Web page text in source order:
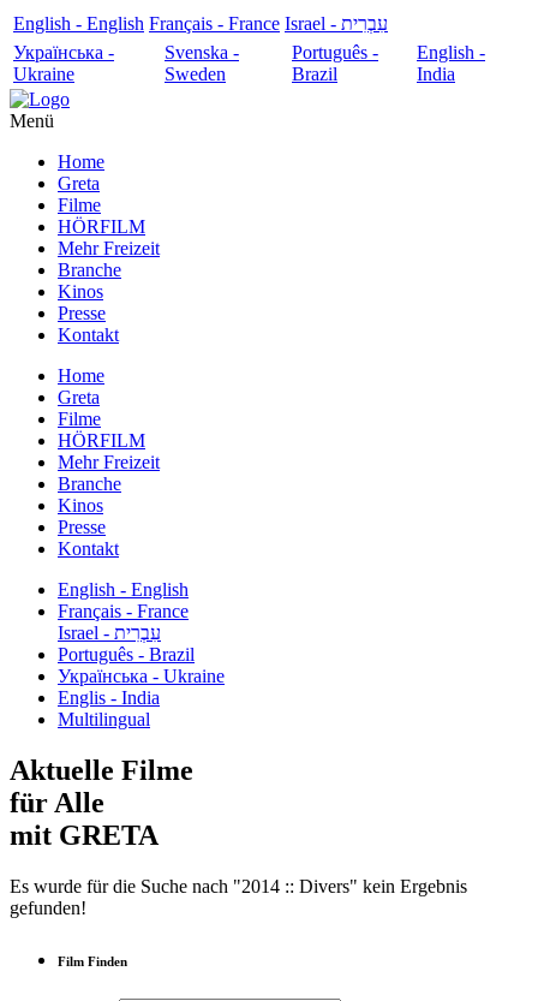
English - English Français - France
עִבְרִית - Israel
Українська -
Ukraine
Svenska -
Sweden
Português -
Brazil
English -
India
Menü
Home
Greta
Filme
HÖRFILM
Mehr Freizeit
Branche
Kinos
Presse
Kontakt
Home
Greta
Filme
HÖRFILM
Mehr Freizeit
Branche
Kinos
Presse
Kontakt
English - English
Français - France
עִבְרִית - Israel
Português - Brazil
Українська - Ukraine
Englis - India
Multilingual
Aktuelle Filme
für Alle
mit GRETA
Es wurde für die Suche nach "2014 :: Divers" kein Ergebnis
gefunden!
Film Finden